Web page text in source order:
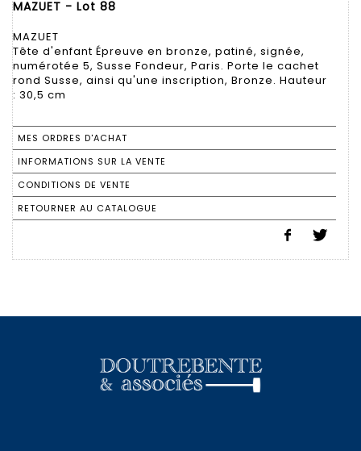
MAZUET - Lot 88
MAZUET
Tête d'enfant Épreuve en bronze, patiné, signée,
numérotée 5, Susse Fondeur, Paris. Porte le cachet
rond Susse, ainsi qu'une inscription, Bronze. Hauteur
: 30,5 cm
MES ORDRES D'ACHAT
INFORMATIONS SUR LA VENTE
CONDITIONS DE VENTE
RETOURNER AU CATALOGUE